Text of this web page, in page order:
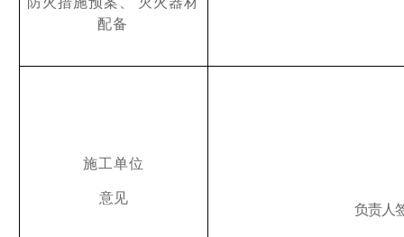
配备
施工单位
意见
负责人